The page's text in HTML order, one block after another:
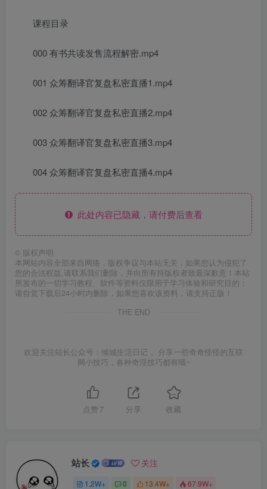
课程目录
000 有书共读发售流程解密.mp4
001 众筹翻译官复盘私密直播1.mp4
002 众筹翻译官复盘私密直播2.mp4
003 众筹翻译官复盘私密直播3.mp4
004 众筹翻译官复盘私密直播4.mp4
此处内容已隐藏，请付费后查看
© 版权声明
本网站内容全部来自网络，版权争议与本站无关，如果您认为侵犯了
您的合法权益,请联系我们删除，并向所有持版权者致最深歉意！本站
所发布的一切学习教程、软件等资料仅限用于学习体验和研究目的；
请自觉下载后24小时内删除，如果您喜欢该资料，请支持正版！
THE END
欢迎关注站长公众号：倾城生活日记 。分享一些奇奇怪怪的互联
网小技巧，各种奇淫技巧都有哦~
点赞 7 分享 收藏
站长 关注
1.2W+ 0 13.4W+ 67.9W+